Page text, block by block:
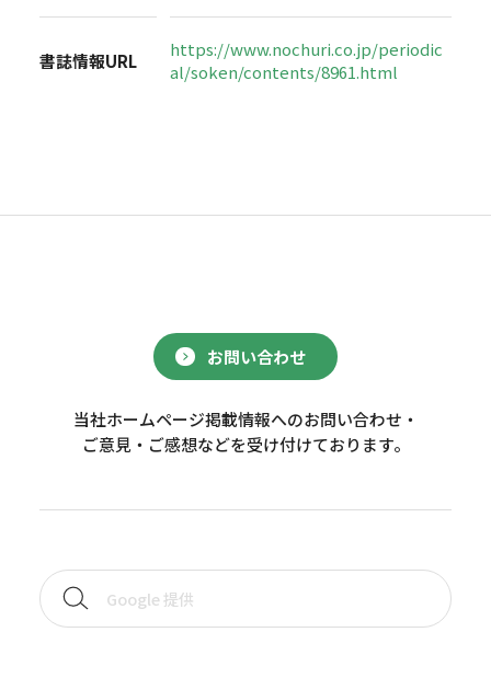
書誌情報URL
https://www.nochuri.co.jp/periodic
al/soken/contents/8961.html
お問い合わせ
当社ホームページ掲載情報へのお問い合わせ・
ご意見・ご感想などを受け付けております。